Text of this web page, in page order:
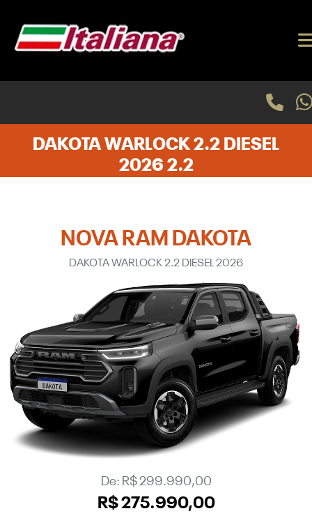
DAKOTA WARLOCK 2.2 DIESEL
2026 2.2
NOVA RAM DAKOTA
DAKOTA WARLOCK 2.2 DIESEL 2026
De: R$ 299.990,00
R$ 275.990,00